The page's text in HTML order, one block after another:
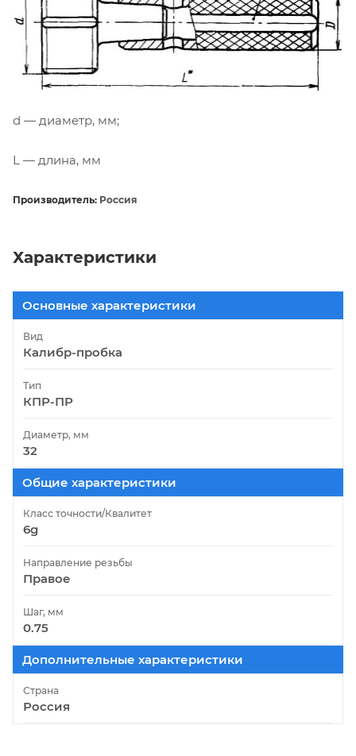
d — диаметр, мм;
L — длина, мм
Производитель: Россия
Характеристики
Основные характеристики
Вид
Калибр-пробка
Тип
КПР-ПР
Диаметр, мм
32
Общие характеристики
Класс точности/Квалитет
6g
Направление резьбы
Правое
Шаг, мм
0.75
Дополнительные характеристики
Страна
Россия